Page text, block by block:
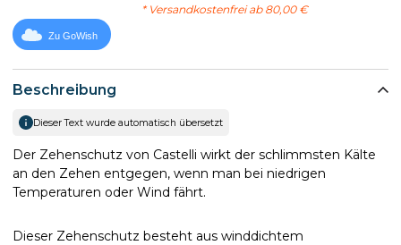
Beschreibung
Dieser Text wurde automatisch übersetzt
Der Zehenschutz von Castelli wirkt der schlimmsten Kälte
an den Zehen entgegen, wenn man bei niedrigen
Temperaturen oder Wind fährt.
Dieser Zehenschutz besteht aus winddichtem
* Versandkostenfrei ab 80,00 €
Zu GoWish